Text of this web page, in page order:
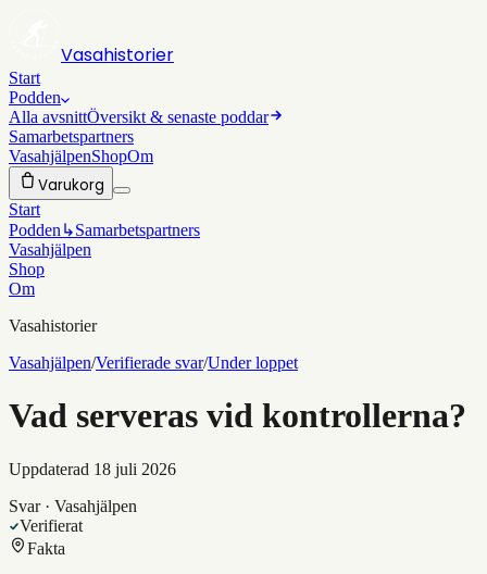
Vasahistorier
Start
Podden
Alla avsnittÖversikt & senaste poddar
Samarbetspartners
VasahjälpenShopOm
Varukorg
Start
Podden ↳Samarbetspartners
Vasahjälpen
Shop
Om
Vasahistorier
Vasahjälpen/Verifierade svar/Under loppet
Vad serveras vid kontrollerna?
Uppdaterad 18 juli 2026
Svar · Vasahjälpen
Verifierat
Fakta